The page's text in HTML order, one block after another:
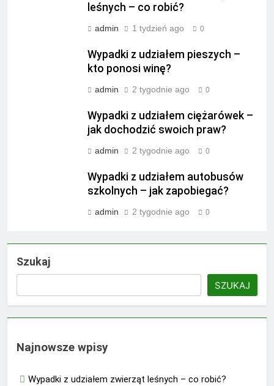
leśnych – co robić?
admin 1 tydzień ago 0
Wypadki z udziałem pieszych –
kto ponosi winę?
admin 2 tygodnie ago 0
Wypadki z udziałem ciężarówek –
jak dochodzić swoich praw?
admin 2 tygodnie ago 0
Wypadki z udziałem autobusów
szkolnych – jak zapobiegać?
admin 2 tygodnie ago 0
Szukaj
SZUKAJ
Najnowsze wpisy
Wypadki z udziałem zwierząt leśnych – co robić?